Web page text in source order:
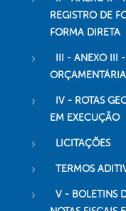
REGISTRO DE
FORMA DIRETA
III - ANEXO III
IV - ROTAS
EM EXECUÇÃO
LICITAÇÕES
TERMOS
V - BOLETINS